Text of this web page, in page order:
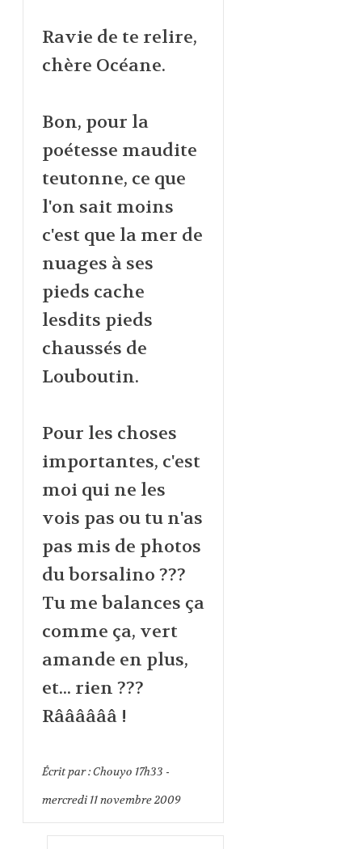
Ravie de te relire,
chère Océane.
Bon, pour la
poétesse maudite
teutonne, ce que
l'on sait moins
c'est que la mer de
nuages à ses
pieds cache
lesdits pieds
chaussés de
Louboutin.
Pour les choses
importantes, c'est
moi qui ne les
vois pas ou tu n'as
pas mis de photos
du borsalino ???
Tu me balances ça
comme ça, vert
amande en plus,
et... rien ???
Rââââââ !
Écrit par :Chouyo 17h33 -
mercredi 11novembre 2009